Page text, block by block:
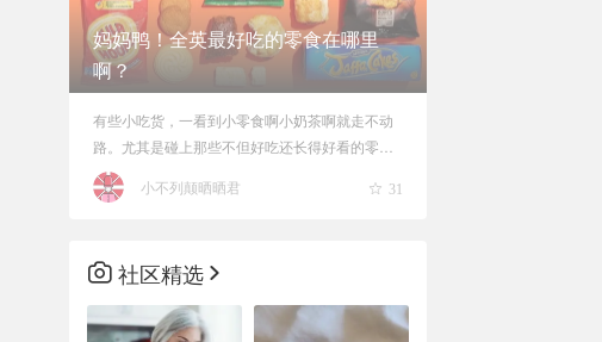
妈妈鸭！全英最好吃的零食在哪里
啊？
有些小吃货，一看到小零食啊小奶茶啊就走不动
路。尤其是碰上那些不但好吃还长得好看的零
食，那更是两眼冒星，双腿发软哎。而且~冬天受
到的100级狂风暴雨的魔法暴击，秋裤也无法安
31
小不列颠晒晒君
社区精选